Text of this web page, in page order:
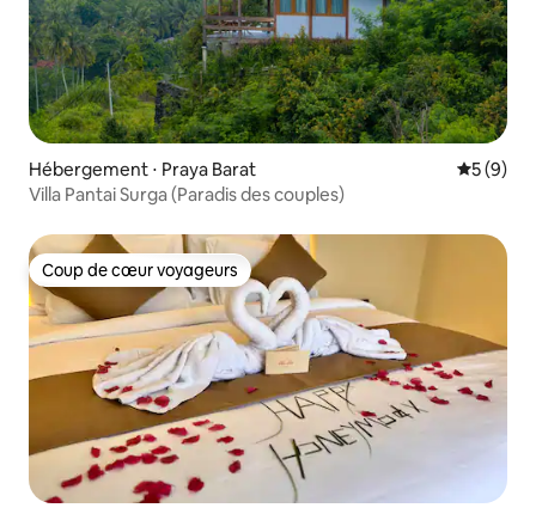
Hébergement ⋅ Praya Barat
5 (9)
Villa Pantai Surga (Paradis des couples)
Coup de cœur voyageurs
Coup de cœur voyageurs